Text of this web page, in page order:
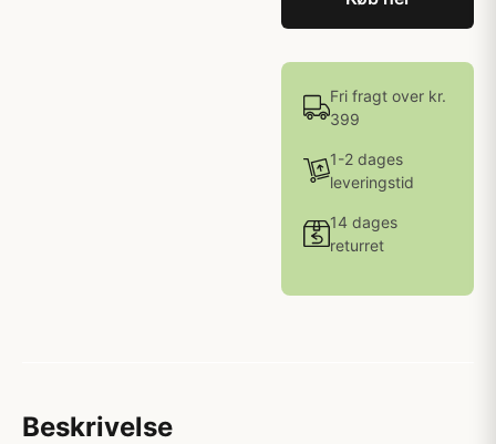
Fri fragt over kr.
399
1-2 dages
leveringstid
14 dages
returret
Beskrivelse